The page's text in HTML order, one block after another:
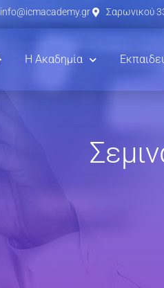
info@icmacademy.gr Σαρωνικού
Η Ακαδημία